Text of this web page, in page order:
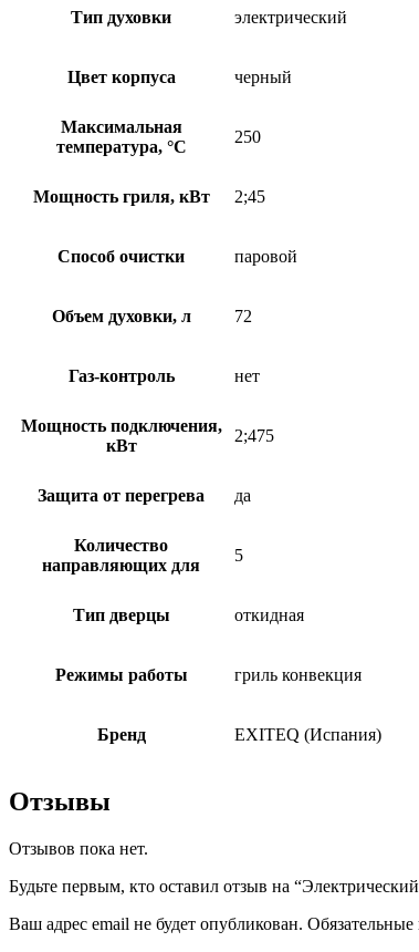
Тип духовки электрический
Цвет корпуса черный
Максимальная
температура, °С
250
Мощность гриля, кВт 2;45
Способ очистки паровой
Объем духовки, л 72
Газ-контроль нет
Мощность подключения,
кВт
2;475
Защита от перегрева да
Количество
направляющих для
5
Тип дверцы откидная
Режимы работы гриль конвекция
Бренд EXITEQ (Испания)
Отзывы
Отзывов пока нет.
Будьте первым, кто оставил отзыв на
Ваш адрес email не будет опубликован.